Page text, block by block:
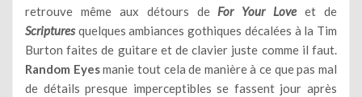
retrouve même aux détours de For Your Loveet de
Scripturesquelques ambiances gothiques décalées à la Tim
Burton faites de guitare et de clavier juste comme il faut.
Random Eyesmanie tout cela de manière à ce que pas mal
de détails presque imperceptibles se fassent jour après